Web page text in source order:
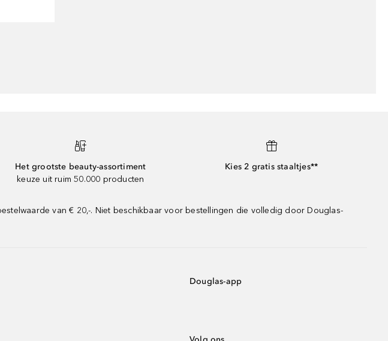
Het grootste beauty-assortiment
keuze uit ruim 50.000 producten
Kies 2 gratis staaltjes**
van € 20,-. Niet beschikbaar voor bestellingen die volledig door Douglas-
Douglas-app